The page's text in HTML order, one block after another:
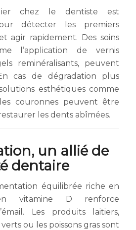
chez le dentiste est
détecter les premiers
agir rapidement. Des soins
l’application de vernis
reminéralisants, peuvent
cas de dégradation plus
esthétiques comme
couronnes peuvent être
les dents abîmées.
un allié de
dentaire
équilibrée riche en
vitamine D renforce
Les produits laitiers,
ou les poissons gras sont